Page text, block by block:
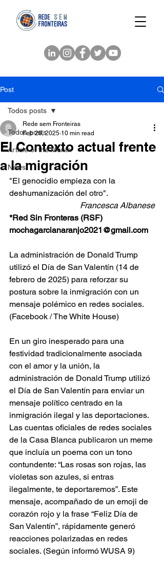
Post
Todos posts
Article of the Month
News
Todos posts
El Contexto actual frente
a la migración
Rede sem Fronteiras
Feb 28, 2025 10 min read
"El genocidio empieza con la
deshumanización del otro".
Francesca Albanese
*Red Sin Fronteras (RSF)
mochagarcianaranjo2021@gmail.com
La administración de Donald Trump
utilizó el Día de San Valentín (14 de
febrero de 2025) para reforzar su
postura sobre la inmigración con un
mensaje polémico en redes sociales.
(Facebook / The White House)
En un giro inesperado para una
festividad tradicionalmente asociada
con el amor y la unión, la
administración de Donald Trump utilizó
el Día de San Valentín para enviar un
mensaje político centrado en la
inmigración ilegal y las deportaciones.
Las cuentas oficiales de redes sociales
de la Casa Blanca publicaron un meme
que incluía un poema con un tono
contundente: “Las rosas son rojas, las
violetas son azules, si entras
ilegalmente, te deportaremos”. Este
mensaje, acompañado de un emoji de
corazón rojo y la frase “Feliz Día de
San Valentín”, rápidamente generó
reacciones polarizadas en redes
sociales. (Según informó WUSA 9)